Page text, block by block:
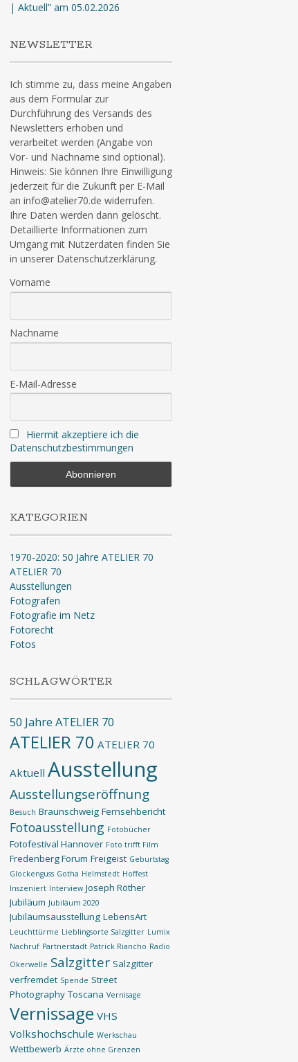
| Aktuell” am 05.02.2026
NEWSLETTER
Ich stimme zu, dass meine Angaben
aus dem Formular zur
Durchführung des Versands des
Newsletters erhoben und
verarbeitet werden (Angabe von
Vor- und Nachname sind optional).
Hinweis: Sie können Ihre Einwilligung
jederzeit für die Zukunft per E-Mail
an info@atelier70.de widerrufen.
Ihre Daten werden dann gelöscht.
Detaillierte Informationen zum
Umgang mit Nutzerdaten finden Sie
in unserer Datenschutzerklärung.
Vorname
Nachname
E-Mail-Adresse
Hiermit akzeptiere ich die
Datenschutzbestimmungen
KATEGORIEN
1970-2020: 50 Jahre ATELIER 70
ATELIER 70
Ausstellungen
Fotografen
Fotografie im Netz
Fotorecht
Fotos
SCHLAGWÖRTER
50 Jahre ATELIER 70
ATELIER 70 ATELIER 70
Aktuell Ausstellung
Ausstellungseröffnung
Besuch Braunschweig Fernsehbericht
Fotoausstellung Fotobücher
Fotofestival Hannover Foto trifft Film
Fredenberg Forum Freigeist Geburtstag
Glockenguss Gotha Helmstedt Hoffest
Inszeniert Interview Joseph Röther
Jubiläum Jubiläum 2020
Jubiläumsausstellung LebensArt
Leuchttürme Lieblingsorte Salzgitter Lumix
Nachruf Partnerstadt Patrick Riancho Radio
Okerwelle Salzgitter Salzgitter
verfremdet Spende Street
Photography Toscana Vernisage
Vernissage VHS
Volkshochschule Werkschau
Wettbewerb Ärzte ohne Grenzen